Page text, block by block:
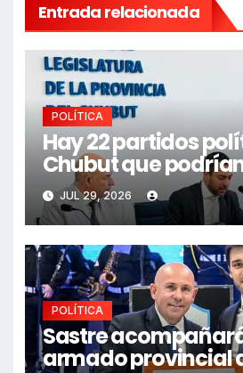
Entrada relacionada
POLÍTICA
Hay 22 partidos
Chubut que
JUL 29, 2026
POLÍTICA
Sastre
armado provincial